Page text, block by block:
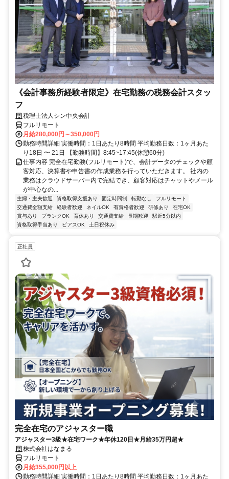
《会計事務所経験者限定》在宅勤務の税務会計スタッ
フ
税理士法人シン中央会計
フルリモート
月給280,000円～350,000円
勤務時間詳細 実働時間：1日あたり8時間 平均勤務日数：1ヶ月あた
り18日 〜 21日 【勤務時間】8:45~17:45(休憩60分)
仕事内容 完全在宅勤務(フルリモート)で、会計データのチェックや顧
客対応、決算書や申告書の作成業務を行っていただきます。 社内の
業務はクラウドサーバー内で完結でき、顧客対応はチャットやメール
が中心なの...
主婦・主夫歓迎 資格取得支援あり 固定時間制 転勤なし
フルリモート
交通費全額支給
経験者歓迎 ネイルOK 有資格者歓迎 研修あり
在宅OK
賞与あり
ブランクOK 育休あり 交通費支給 長期歓迎
駅近5分以内
資格取得手当あり
ピアスOK 土日祝休み
正社員
完全在宅のアジャスター職
アジャスター3級★在宅ワーク★年休120日★月給35万円超★
株式会社はなまる
フルリモート
月給355,000円以上
勤務時間詳細 実働時間：1日あたり8時間 平均勤務日数：1ヶ月あた